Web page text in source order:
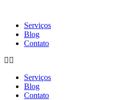
conteúdo
Serviços
Blog
Contato
Serviços
Blog
Contato